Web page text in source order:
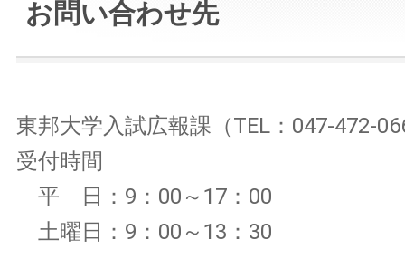
お問い合わせ先
東邦大学入試広報課（TEL：047-472-
受付時間
平 日：9：00～17：00
土曜日：9：00～13：30